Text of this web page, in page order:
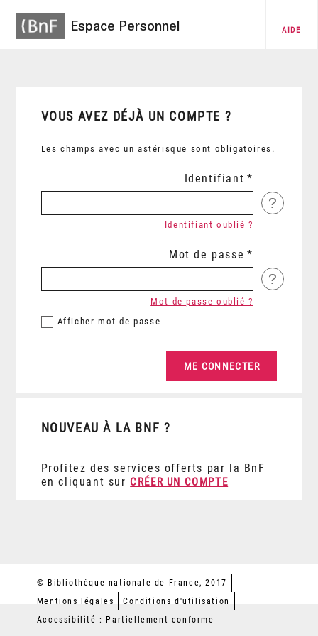
Espace Personnel AIDE
VOUS AVEZ DÉJÀ UN COMPTE ?
Les champs avec un astérisque sont obligatoires.
Identifiant
?
Identifiant oublié ?
Mot de passe
?
Afficher mot de passe
Mot de passe oublié ?
NOUVEAU À LA BNF ?
Profitez des services offerts par la BnF
en cliquant sur CRÉER UN COMPTE
© Bibliothèque nationale de France, 2017
Mentions légales
Conditions d'utilisation
Accessibilité : Partiellement conforme